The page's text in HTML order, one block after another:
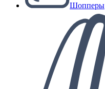
Шопперы